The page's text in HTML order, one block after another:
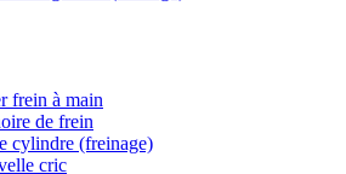
frein à main
de frein
cylindre (freinage)
cric